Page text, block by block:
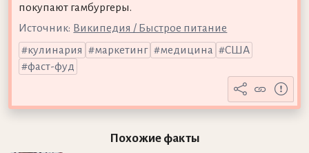
покупают гамбургеры.
Источник: Википедия / Быстрое питание
кулинария
маркетинг медицина
США
фаст-фуд
Похожие факты